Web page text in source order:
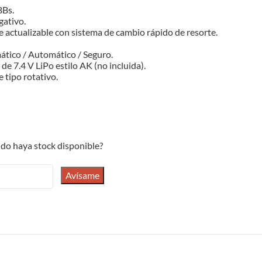
actualizable con sistema de cambio rápido de resorte.
/ Automático / Seguro.
7.4 V LiPo estilo AK (no incluida).
tipo rotativo.
haya stock disponible?
Avísame